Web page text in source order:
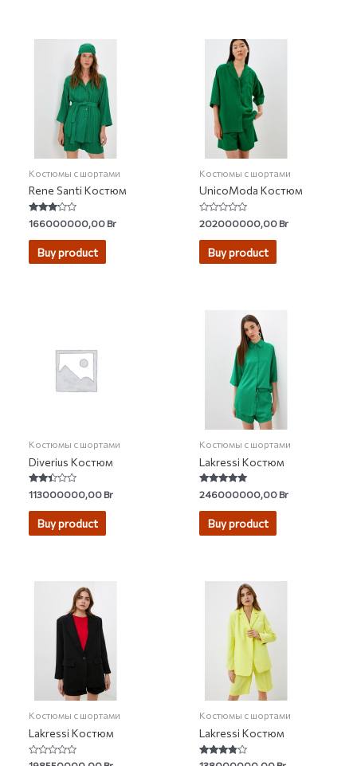
Костюмы с шортами
Rene Santi Костюм
Rated
3.00
out of 5
166000000,00Br
Buy product
Костюмы с шортами
UnicoModa Костюм
Rated
0
out
202000000,00Br
Buy product
Костюмы с шортами
Diverius Костюм
Rated
2.25
out of
113000000,00Br
Buy product
Костюмы с шортами
Lakressi Костюм
Rated
5.00
out of 5
246000000,00Br
Buy product
Костюмы с шортами
Lakressi Костюм
Rated
Костюмы с шортами
Lakressi Костюм
Rated